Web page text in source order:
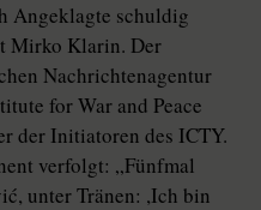
Angeklagte schuldig
Mirko Klarin. Der
Nachrichtenagentur
for War and Peace
der Initiatoren des ICTY.
verfolgt: „Fünfmal
unter Tränen: ,Ich bin